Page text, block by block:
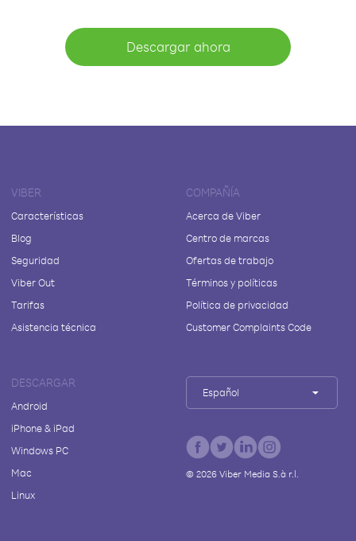
Descargar ahora
VIBER
Características
Blog
Seguridad
Viber Out
Tarifas
Asistencia técnica
COMPAÑÍA
Acerca de Viber
Centro de marcas
Ofertas de trabajo
Términos y políticas
Política de privacidad
Customer Complaints Code
DESCARGAR
Android
iPhone & iPad
Windows PC
Mac
Linux
Español
© 2026Viber Media S.à r.l.